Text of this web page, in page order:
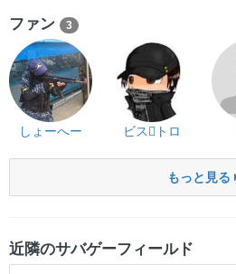
ファン 3
しょーへー ビス️トロ
もっと見る
近隣のサバゲーフィールド